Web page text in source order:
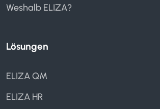
Weshalb ELIZA?
Lösungen
ELIZA QM
ELIZA HR